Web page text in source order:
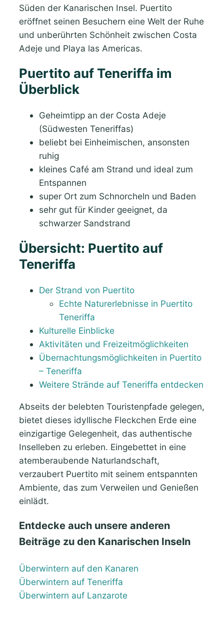
Süden der Kanarischen Insel. Puertito
eröffnet seinen Besuchern eine Welt der Ruhe
und unberührten Schönheit zwischen Costa
Adeje und Playa las Americas.
Puertito auf Teneriffa im
Überblick
Geheimtipp an der Costa Adeje
(Südwesten Teneriffas)
beliebt bei Einheimischen, ansonsten
ruhig
kleines Café am Strand und ideal zum
Entspannen
super Ort zum Schnorcheln und Baden
sehr gut für Kinder geeignet, da
schwarzer Sandstrand
Übersicht: Puertito auf
Teneriffa
Der Strand von Puertito
Echte Naturerlebnisse in Puertito
Teneriffa
Kulturelle Einblicke
Aktivitäten und Freizeitmöglichkeiten
Übernachtungsmöglichkeiten in Puertito
– Teneriffa
Weitere Strände auf Teneriffa entdecken
Abseits der belebten Touristenpfade gelegen,
bietet dieses idyllische Fleckchen Erde eine
einzigartige Gelegenheit, das authentische
Inselleben zu erleben. Eingebettet in eine
atemberaubende Naturlandschaft,
verzaubert Puertito mit seinem entspannten
Ambiente, das zum Verweilen und Genießen
einlädt.
Entdecke auch unsere anderen
Beiträge zu den Kanarischen Inseln
Überwintern auf den Kanaren
Überwintern auf Teneriffa
Überwintern auf Lanzarote